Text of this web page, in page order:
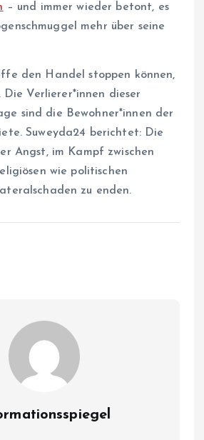
– und immer wieder betont, es
mehr über seine
den Handel stoppen können,
Ver­lie­re­r*in­nen dieser
sind die Be­woh­ne­r*in­nen der
Suweyda24 berichtet: Die
Angst, im Kampf zwischen
wie politischen
zu enden.